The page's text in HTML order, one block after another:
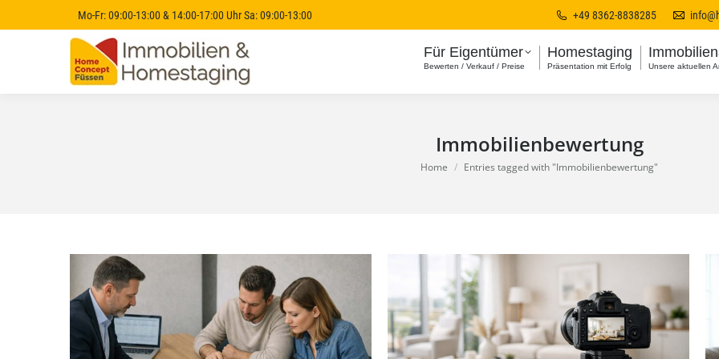
Mo-Fr: 09:00-13:00 & 14:00-17:00 Uhr Sa: 09:00-13:00 +49 8362-8838285
Für Eigentümer
Bewerten / Verkauf / Preise
Homestaging
Präsentation mit Erfolg Unsere aktuellen
Immobilienbewertung
You are here:
Home Entries tagged with "Immobilienbewertung"